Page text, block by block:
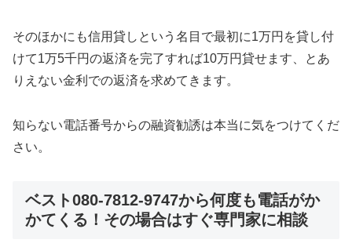
そのほかにも信用貸しという名目で最初に1万円を貸し付
けて1万5千円の返済を完了すれば10万円貸せます、とあ
りえない金利での返済を求めてきます。
知らない電話番号からの融資勧誘は本当に気をつけてくだ
さい。
ベスト080-7812-9747から何度も電話がか
かてくる！その場合はすぐ専門家に相談